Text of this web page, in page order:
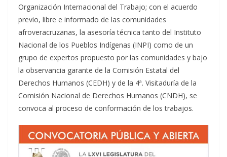
Organización Internacional del Trabajo; con el acuerdo
previo, libre e informado de las comunidades
afroveracruzanas, la asesoría técnica tanto del Instituto
Nacional de los Pueblos Indígenas (INPI) como de un
grupo de expertos propuesto por las comunidades y bajo
la observancia garante de la Comisión Estatal del
Derechos Humanos (CEDH) y de la 4ª. Visitaduría de la
Comisión Nacional de Derechos Humanos (CNDH), se
convoca al proceso de conformación de los trabajos.